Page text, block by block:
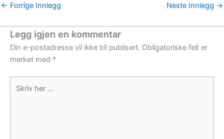
← Forrige Innlegg Neste Innlegg →
Legg igjen en kommentar
Din e-postadresse vil ikke bli publisert. Obligatoriske felt er
merket med *
her